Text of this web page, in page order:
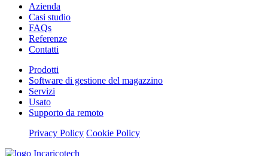
Azienda
Casi studio
FAQs
Referenze
Contatti
Prodotti
Software di gestione del magazzino
Servizi
Usato
Supporto da remoto
Privacy Policy Cookie Policy